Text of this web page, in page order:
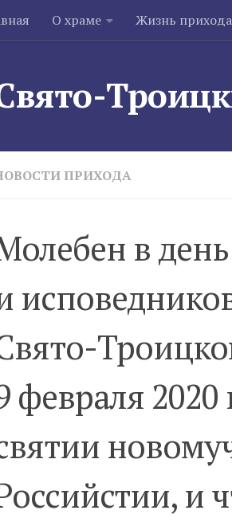
О храме Жизнь прихода
ПРИХОДА
в
февраля 2020
и